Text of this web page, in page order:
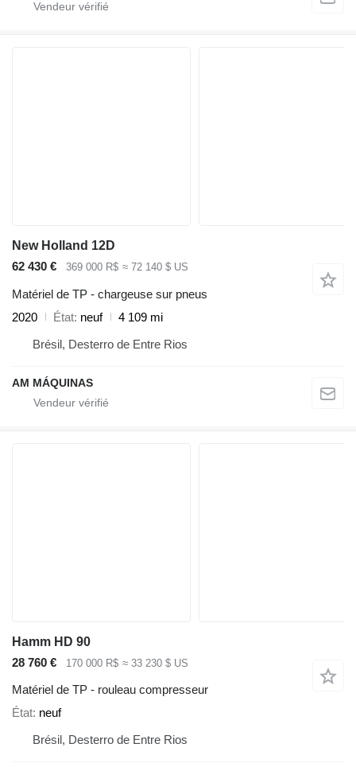
New Holland 12D
62 430 €
369 000 R$ ≈ 72 140 $ US
Matériel de TP - chargeuse sur pneus
2020
État neuf
4 109 mi
Brésil, Desterro de Entre Rios
AM MÁQUINAS
Hamm HD 90
28 760 €
170 000 R$ ≈ 33 230 $ US
Matériel de TP - rouleau compresseur
État neuf
Brésil, Desterro de Entre Rios